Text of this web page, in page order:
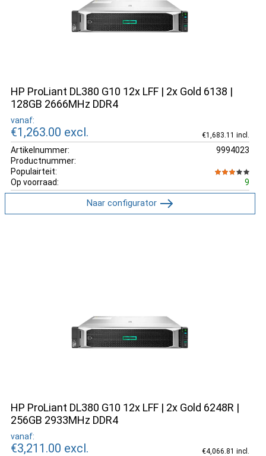
HP ProLiant DL380 G10 12x LFF | 2x Gold 6138 |
128GB 2666MHz DDR4
vanaf:
€1,263.00 excl. €1,683.11 incl.
Artikelnummer:
9994023
Productnummer:
Populairteit:
Op voorraad:
9
Naar configurator
HP ProLiant DL380 G10 12x LFF | 2x Gold 6248R |
256GB 2933MHz DDR4
vanaf:
€3,211.00 excl. €4,066.81 incl.